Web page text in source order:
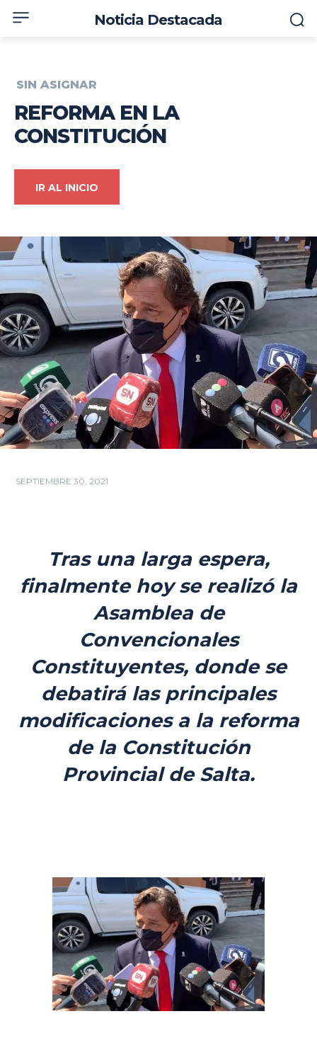
Noticia Destacada
SIN ASIGNAR
REFORMA EN LA
CONSTITUCIÓN
IR AL INICIO
SEPTIEMBRE 30, 2021
Tras una larga espera,
finalmente hoy se realizó la
Asamblea de
Convencionales
Constituyentes, donde se
debatirá las principales
modificaciones a la reforma
de la Constitución
Provincial de Salta.